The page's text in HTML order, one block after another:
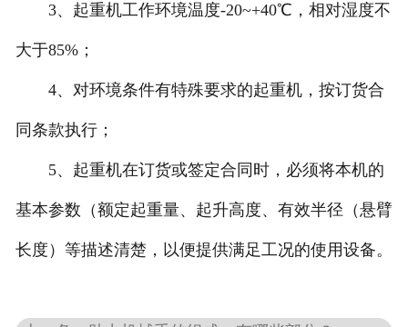
3、起重机工作环境温度-20~+40℃，相对湿度不
大于85%；
4、对环境条件有特殊要求的起重机，按订货合
同条款执行；
5、起重机在订货或签定合同时，必须将本机的
基本参数（额定起重量、起升高度、有效半径（悬臂
长度）等描述清楚，以便提供满足工况的使用设备。